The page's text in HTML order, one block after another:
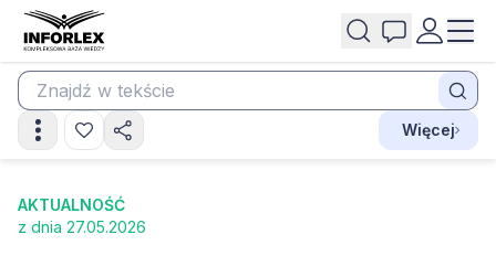
Więcej
AKTUALNOŚĆ
z dnia 27.05.2026